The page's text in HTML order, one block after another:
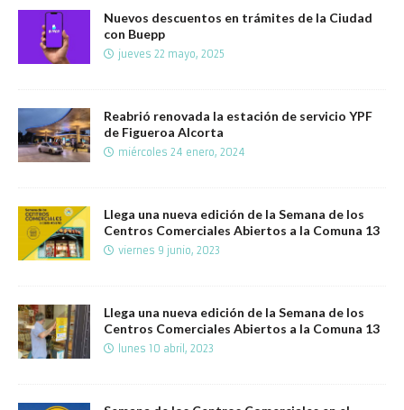
Nuevos descuentos en trámites de la Ciudad
con Buepp
jueves 22 mayo, 2025
Reabrió renovada la estación de servicio YPF
de Figueroa Alcorta
miércoles 24 enero, 2024
Llega una nueva edición de la Semana de los
Centros Comerciales Abiertos a la Comuna 13
viernes 9 junio, 2023
Llega una nueva edición de la Semana de los
Centros Comerciales Abiertos a la Comuna 13
lunes 10 abril, 2023